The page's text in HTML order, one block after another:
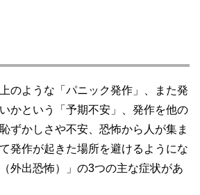
のような「パニック発作」、また発
かという「予期不安」、発作を他の
ずかしさや不安、恐怖から人が集ま
発作が起きた場所を避けるようにな
外出恐怖）」の3つの主な症状があ